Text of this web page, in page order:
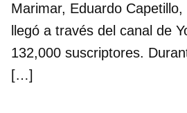
Marimar, Eduardo
llegó a través del canal de
132,000 suscriptores.
[…]